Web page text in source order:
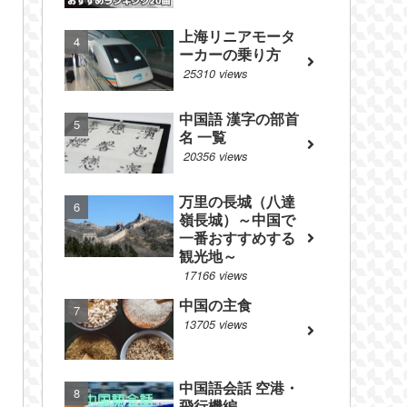
上海リニアモータ
ーカーの乗り方
25310 views
中国語 漢字の部首
名 一覧
20356 views
万里の長城（八達
嶺長城）～中国で
一番おすすめする
観光地～
17166 views
中国の主食
13705 views
中国語会話 空港・